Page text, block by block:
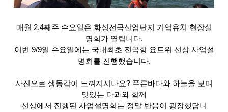
매월 2,4째주 수요일은 화성전곡산업단지 기업유치 현장설
명회가 열립니다.
이번 9/9일 수요일에는 국내최초 전곡항 요트위 선상 사업설
명회를 진행했습니다.
사진으로 생동감이 느껴지시나요? 푸른바다와 하늘을 보며
맛있는 다과와 함께
선상에서 진행된 사업설명회는 정말 반응이 굉장했답니